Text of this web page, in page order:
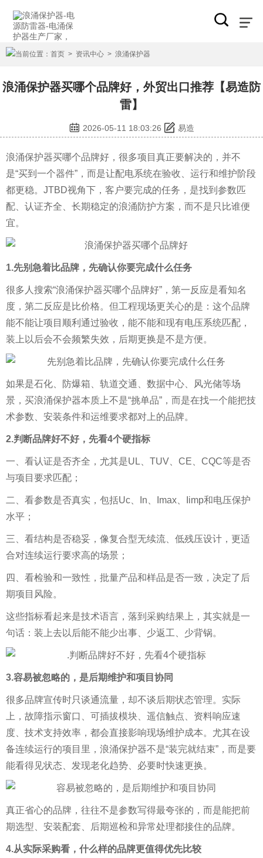
当前位置： 首页 > 资讯中心 > 浪涌保护器
浪涌保护器买哪个品牌好，外贸出口推荐【易造防
雷】
2026-05-11 18:03:26 易造
浪涌保护器买哪个品牌好，很多项目真正要解决的，并不
是“买到一个器件”，而是让配电系统在验收、运行和维护阶段
都更稳。JTBD视角下，客户要完成的任务，是找到参数匹
配、认证齐全、长期稳定的浪涌防护方案，而不是只比谁便
宜。
1.先别急着比品牌，先确认你要完成什么任务
很多人搜索“浪涌保护器买哪个品牌好”，第一反应是看知名
度，第二反应是比价格。但工程现场更关心的是：这个品牌
能不能让项目顺利通过验收，能不能和现有电压系统匹配，
装上以后会不会频繁失效，后期更换是不是方便。
如果是石化、防爆箱、轨道交通、数据中心、风光储等场
景，买浪涌保护器本质上不是“挑单品”，而是在找一个能把技
术参数、安装条件和运维要求都对上的品牌。
2.判断品牌好不好，先看4个硬指标
一、看认证是否齐全，尤其是UL、TUV、CE、CQC等是否
与项目要求匹配；
二、看参数是否真实，包括Uc、In、Imax、Iimp和电压保护
水平；
三、看结构是否稳妥，像复合型无续流、低残压设计，更适
合对连续运行要求高的场景；
四、看检验和一致性，批量产品和样品是否一致，决定了后
期项目风险。
这些指标看起来是技术语言，落到采购结果上，其实就是一
句话：装上去以后能不能少出事、少返工、少背锅。
3.容易被忽略的，是后期维护和项目协同
很多品牌宣传时只谈通流量，却不谈后期状态管理。实际
上，故障指示窗口、可插拔模块、遥信触点、资料响应速
度、技术支持效率，都会直接影响现场维护成本。尤其在设
备连续运行的项目里，浪涌保护器不是“装完就结束”，而是要
能看得见状态、发现老化趋势、必要时快速更换。
真正省心的品牌，往往不是参数写得最夸张的，而是能把前
期选型、安装配套、后期巡检和异常处理都接住的品牌。
4.从实际采购看，什么样的品牌更值得优先比较